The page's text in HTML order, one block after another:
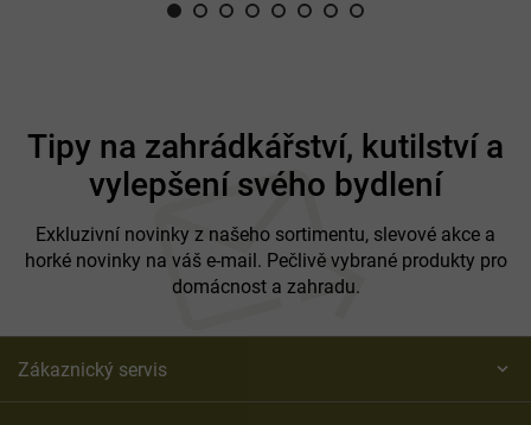
Tipy na zahrádkářství, kutilství a
vylepšení svého bydlení
Exkluzivní novinky z našeho sortimentu, slevové akce a
horké novinky na váš e-mail. Pečlivě vybrané produkty pro
domácnost a zahradu.
Zákaznický servis